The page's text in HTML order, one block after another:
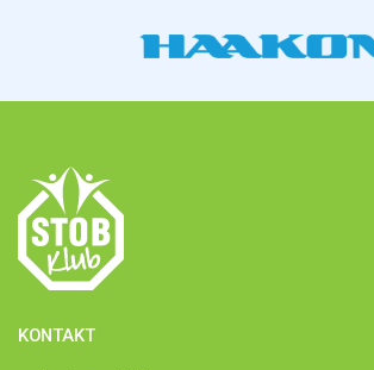
KONTAKT